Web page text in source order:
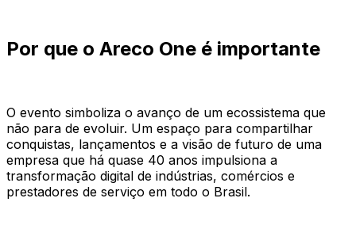
Por que o Areco One é importante
O evento simboliza o avanço de um ecossistema que
não para de evoluir. Um espaço para compartilhar
conquistas, lançamentos e a visão de futuro de uma
empresa que há quase 40 anos impulsiona a
transformação digital de indústrias, comércios e
prestadores de serviço em todo o Brasil.